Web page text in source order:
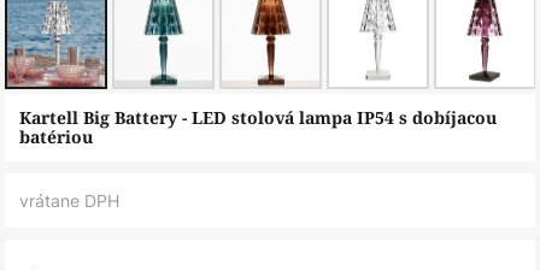
Preskočiť
na
galérie
Kartell Big Battery - LED stolová lampa IP54 s dobíjacou
batériou
vrátane DPH